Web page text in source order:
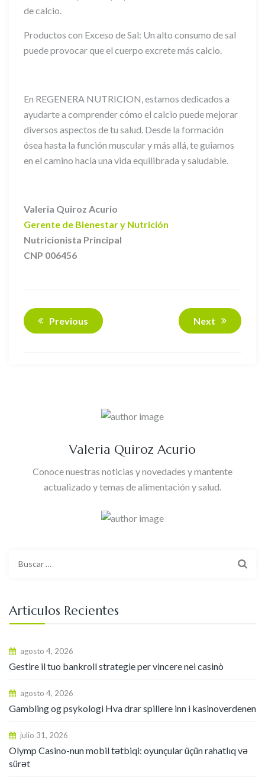
de calcio.
Productos con Exceso de Sal: Un alto consumo de sal
puede provocar que el cuerpo excrete más calcio.
En REGENERA NUTRICION, estamos dedicados a
ayudarte a comprender cómo el calcio puede mejorar
diversos aspectos de tu salud. Desde la formación
ósea hasta la función muscular y más allá, te guiamos
en el camino hacia una vida equilibrada y saludable.
Valeria Quiroz Acurio
Gerente de Bienestar y Nutrición
Nutricionista Principal
CNP 006456
Previous Next
Valeria Quiroz Acurio
Conoce nuestras noticias y novedades y mantente
actualizado y temas de alimentación y salud.
Articulos Recientes
agosto 4, 2026
Gestire il tuo bankroll strategie per vincere nei casinò
agosto 4, 2026
Gambling og psykologi Hva drar spillere inn i kasinoverdenen
julio 31, 2026
Olymp Casino-nun mobil tətbiqi: oyunçular üçün rahatlıq və
sürət